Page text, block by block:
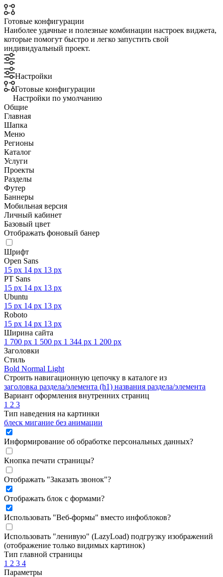
Готовые конфигурации
Наиболее удачные и полезные комбинации настроек виджета,
которые помогут быстро и легко запустить свой
индивидуальный проект.
Настройки
Готовые конфигурации
Настройки по умолчанию
Общие
Главная
Шапка
Меню
Регионы
Каталог
Услуги
Проекты
Разделы
Футер
Баннеры
Мобильная версия
Личный кабинет
Базовый цвет
Отображать фоновый банер
Шрифт
Open Sans
15 px 14 px 13 px
PT Sans
15 px 14 px 13 px
Ubuntu
15 px 14 px 13 px
Roboto
15 px 14 px 13 px
Ширина сайта
1 700 px 1 500 px 1 344 px 1 200 px
Заголовки
Стиль
Bold Normal Light
Строить навигационную цепочку в каталоге из
заголовка раздела/элемента (h1) названия раздела/элемента
Вариант оформления внутренних страниц
1 2 3
Тип наведения на картинки
блеск мигание без анимации
Информирование об обработке персональных данных?
Кнопка печати страницы?
Отображать "Заказать звонок"?
Отображать блок с формами?
Использовать "Веб-формы" вместо инфоблоков?
Использовать "ленивую" (LazyLoad) подгрузку изображений
(отображение только видимых картинок)
Тип главной страницы
1 2 3 4
Параметры